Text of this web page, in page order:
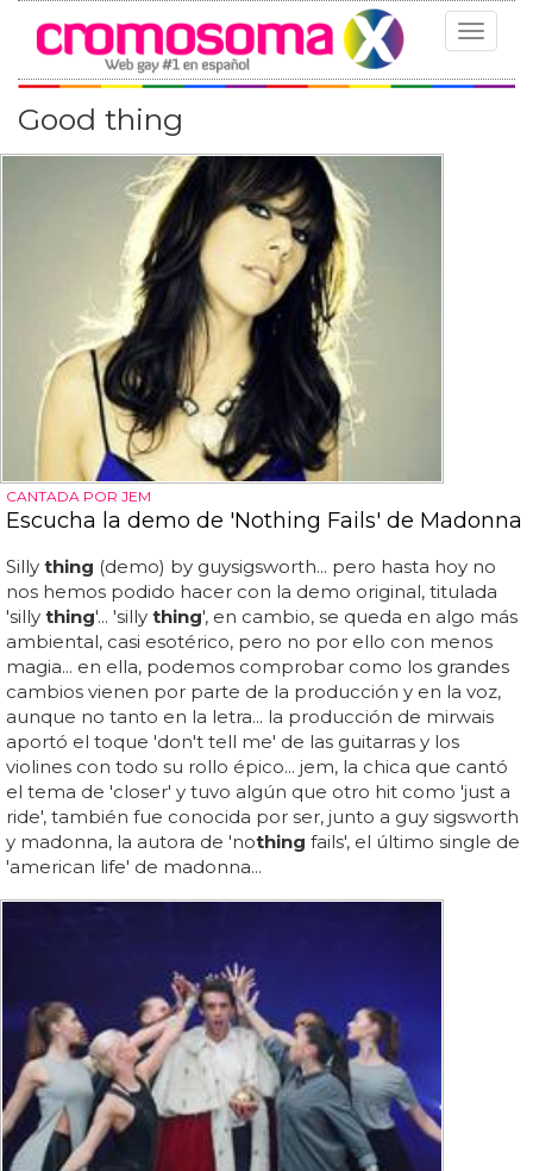
Toggle
Good thing
CANTADA POR JEM
Escucha la demo de 'Nothing Fails' de Madonna
Silly thing (demo) by guysigsworth... pero hasta hoy no
nos hemos podido hacer con la demo original, titulada
'silly thing'... 'silly thing', en cambio, se queda en algo más
ambiental, casi esotérico, pero no por ello con menos
magia... en ella, podemos comprobar como los grandes
cambios vienen por parte de la producción y en la voz,
aunque no tanto en la letra... la producción de mirwais
aportó el toque 'don't tell me' de las guitarras y los
violines con todo su rollo épico... jem, la chica que cantó
el tema de 'closer' y tuvo algún que otro hit como 'just a
ride', también fue conocida por ser, junto a guy sigsworth
y madonna, la autora de 'nothing fails', el último single de
'american life' de madonna...